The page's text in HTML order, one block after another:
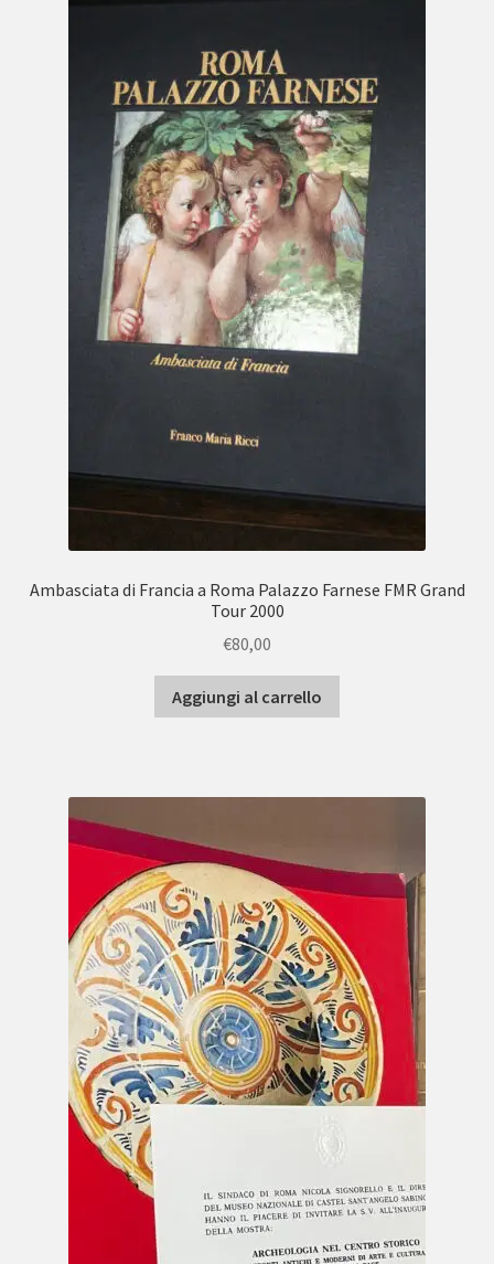
Ambasciata di Francia a Roma Palazzo Farnese FMR Grand
Tour 2000
€80,00
Aggiungi al carrello